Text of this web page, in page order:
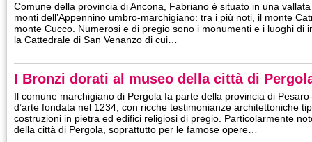
Comune della provincia di Ancona, Fabriano è situato in una
monti dell’Appennino umbro-marchigiano: tra i più noti, il monte
monte Cucco. Numerosi e di pregio sono i monumenti e i luoghi di
la Cattedrale di San Venanzo di cui…
I Bronzi dorati al museo della città di
Il comune marchigiano di Pergola fa parte della provincia di
d’arte fondata nel 1234, con ricche testimonianze architettoniche
costruzioni in pietra ed edifici religiosi di pregio. Particolarmente
della città di Pergola, soprattutto per le famose opere…